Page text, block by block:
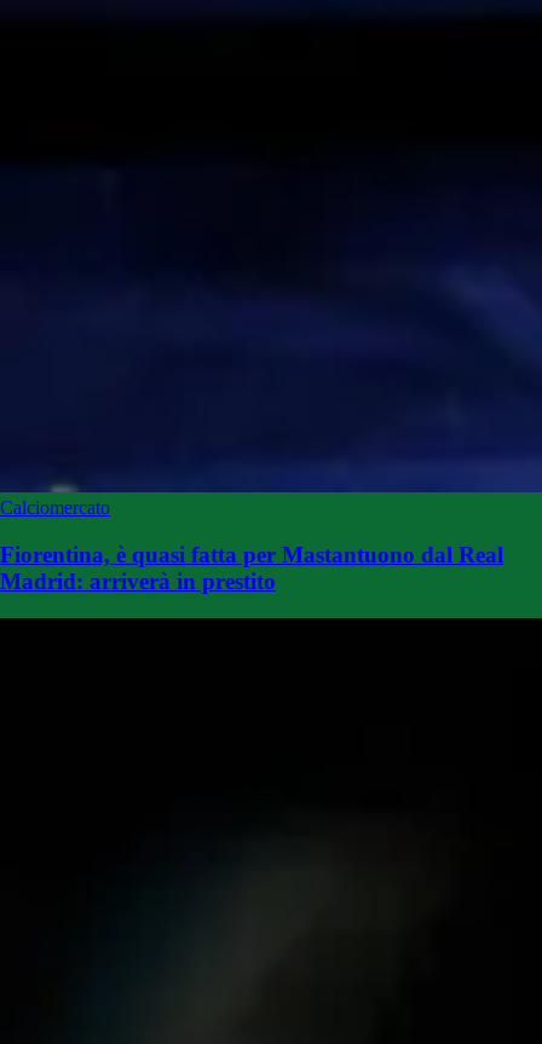
Calciomercato
Fiorentina, è quasi fatta per Mastantuono dal Real
Madrid: arriverà in prestito